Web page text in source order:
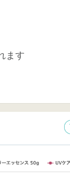
ます